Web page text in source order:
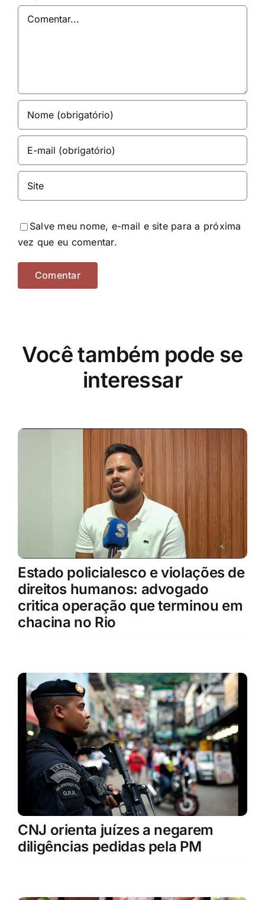
Comentar
Salve meu nome, e-mail e site para a próxima
vez que eu comentar.
Você também pode se
interessar
Estado policialesco e violações de
direitos humanos: advogado
critica operação que terminou em
chacina no Rio
CNJ orienta juízes a negarem
diligências pedidas pela PM